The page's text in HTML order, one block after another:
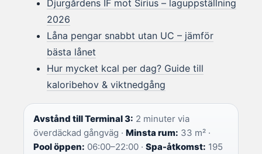
Djurgårdens IF mot Sirius – laguppställning
2026
Låna pengar snabbt utan UC – jämför
bästa lånet
Hur mycket kcal per dag? Guide till
kaloribehov & viktnedgång
Avstånd till Terminal 3: 2 minuter via
överdäckad gångväg · Minsta rum: 33 m² ·
Pool öppen: 06:00–22:00 · Spa-åtkomst: 195